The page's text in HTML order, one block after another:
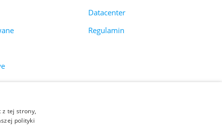
Datacenter
Regulamin
z tej strony,
polityki